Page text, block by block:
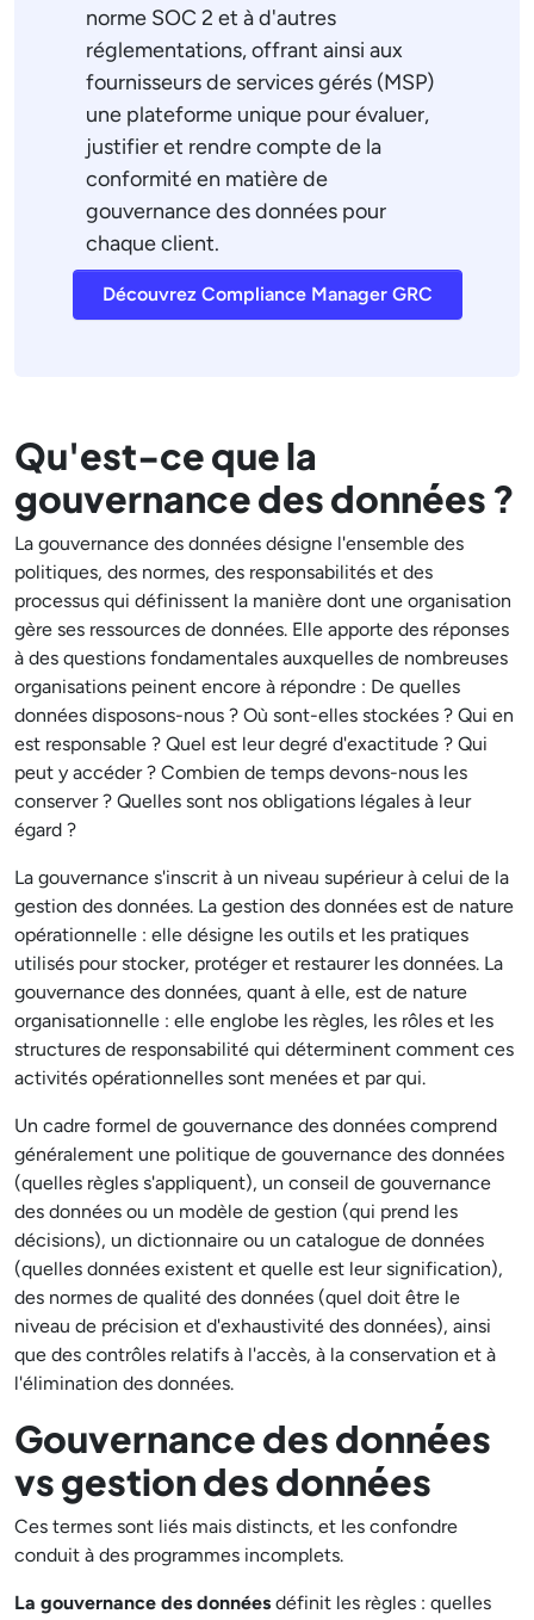
norme SOC 2 et à d'autres
réglementations, offrant ainsi aux
fournisseurs de services gérés (MSP)
une plateforme unique pour évaluer,
justifier et rendre compte de la
conformité en matière de
gouvernance des données pour
chaque client.
Découvrez Compliance Manager GRC
Qu'est-ce que la
gouvernance des données ?
La gouvernance des données désigne l'ensemble des
politiques, des normes, des responsabilités et des
processus qui définissent la manière dont une organisation
gère ses ressources de données. Elle apporte des réponses
à des questions fondamentales auxquelles de nombreuses
organisations peinent encore à répondre : De quelles
données disposons-nous ? Où sont-elles stockées ? Qui en
est responsable ? Quel est leur degré d'exactitude ? Qui
peut y accéder ? Combien de temps devons-nous les
conserver ? Quelles sont nos obligations légales à leur
égard ?
La gouvernance s'inscrit à un niveau supérieur à celui de la
gestion des données. La gestion des données est de nature
opérationnelle : elle désigne les outils et les pratiques
utilisés pour stocker, protéger et restaurer les données. La
gouvernance des données, quant à elle, est de nature
organisationnelle : elle englobe les règles, les rôles et les
structures de responsabilité qui déterminent comment ces
activités opérationnelles sont menées et par qui.
Un cadre formel de gouvernance des données comprend
généralement une politique de gouvernance des données
(quelles règles s'appliquent), un conseil de gouvernance
des données ou un modèle de gestion (qui prend les
décisions), un dictionnaire ou un catalogue de données
(quelles données existent et quelle est leur signification),
des normes de qualité des données (quel doit être le
niveau de précision et d'exhaustivité des données), ainsi
que des contrôles relatifs à l'accès, à la conservation et à
l'élimination des données.
Gouvernance des données
vs gestion des données
Ces termes sont liés mais distincts, et les confondre
conduit à des programmes incomplets.
La gouvernance des données définit les règles : quelles